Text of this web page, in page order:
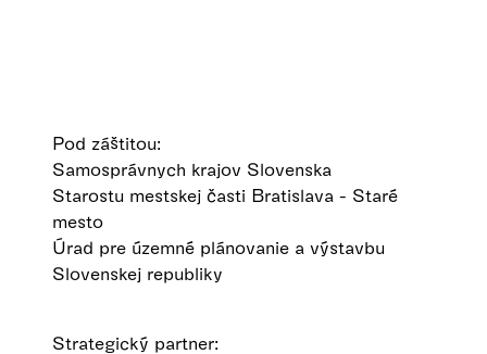
Pod záštitou:
Samosprávnych krajov Slovenska
Starostu mestskej časti Bratislava - Staré
mesto
Úrad pre územné plánovanie a výstavbu
Slovenskej republiky
Strategický partner: